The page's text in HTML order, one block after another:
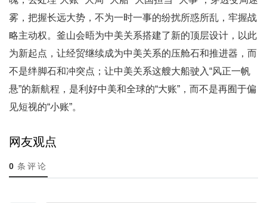
雾，把握长远大势，不为一时一事的纷扰所惑所乱，牢握战
略主动权。釜山会晤为中美关系搭建了新的顶层设计，以此
为新起点，让经贸继续成为中美关系的压舱石和推进器，而
不是绊脚石和冲突点；让中美关系这艘大船驶入“风正一帆
悬”的新航程，是利好中美和全球的“大账”，而不是再囿于偏
见短视的“小账”。
网友观点
0 条评论